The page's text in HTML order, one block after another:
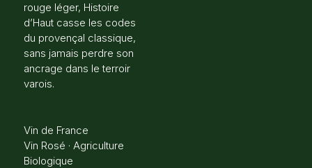
rouge léger, Histoire
d’Haut casse les codes
du provençal classique,
sans jamais perdre son
ancrage dans le terroir
varois.
Vin de France
Vin Rosé · Agriculture
Biologique